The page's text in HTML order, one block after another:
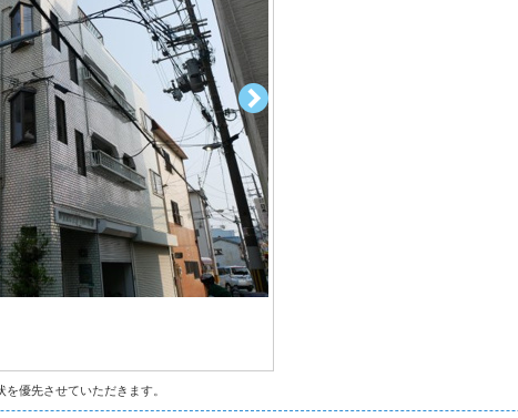
優先させていただきます。